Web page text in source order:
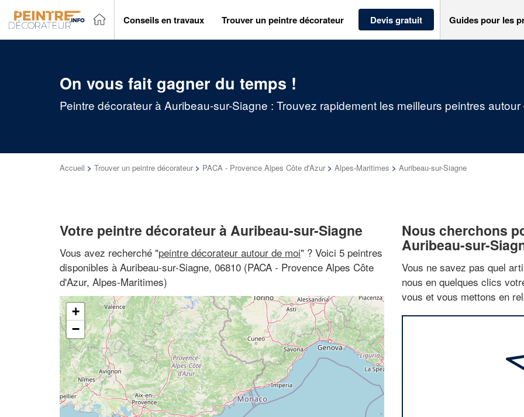
Conseils en travaux Trouver un peintre décorateur Devis gratuit Guides pour les
On vous fait gagner du temps !
Peintre décorateur à Auribeau-sur-Siagne : Trouvez rapidement les meilleurs peintres
Accueil > Trouver un peintre décorateur > PACA - Provence Alpes Côte d'Azur > Alpes-Maritimes > Auribeau-sur-Siagne
Votre peintre décorateur à Auribeau-sur-Siagne
Vous avez recherché "peintre décorateur autour de moi" ? Voici 5 peintres
disponibles à Auribeau-sur-Siagne, 06810 (PACA - Provence Alpes Côte
d'Azur, Alpes-Maritimes)
+
−
Nous cherchons
Auribeau-sur-
Vous ne savez pas quel
nous en quelques clics
vous et vous mettons en